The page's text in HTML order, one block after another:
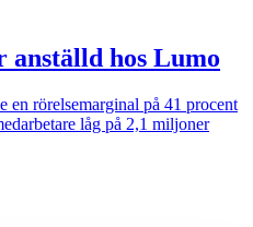
hos Lumo
en rörelsemarginal på 41 procent
låg på 2,1 miljoner